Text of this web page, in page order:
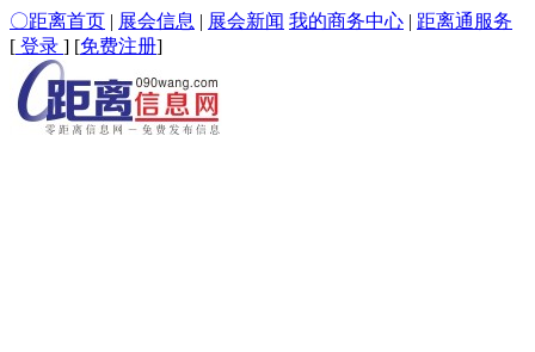
〇距离首页 | 展会信息 | 展会新闻 我的商务中心 | 距离通服务
[ 登录 ] [免费注册]